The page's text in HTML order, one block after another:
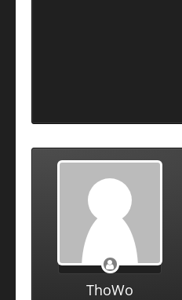
ThoWo